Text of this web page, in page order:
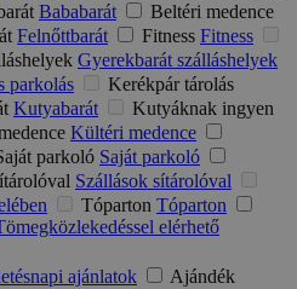
Bababarát
Beltéri medence
Felnőttbarát Fitness Fitness
Gyerekbarát szálláshelyek
parkolás
Kerékpár tárolás
Kutyabarát
Kutyáknak ingyen
Kültéri medence
parkoló Saját parkoló
Szállások sítárolóval
Tóparton Tóparton
elérhető
ajánlatok
Ajándék